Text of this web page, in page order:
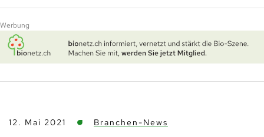
Werbung
12. Mai 2021 Branchen-News